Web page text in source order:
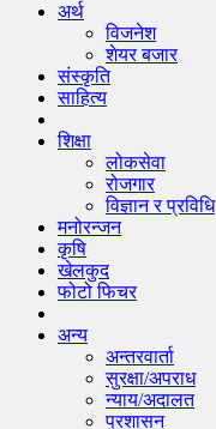
अर्थ
विजनेश
शेयर बजार
संस्कृति
साहित्य
शिक्षा
लोकसेवा
रोजगार
विज्ञान र प्रविधि
मनोरन्जन
कृषि
खेलकुद
फोटो फिचर
अन्य
अन्तरवार्ता
सुरक्षा/अपराध
न्याय/अदालत
प्रशासन